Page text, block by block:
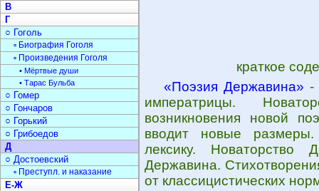
краткое
«Поэзия Державина» -
императрицы.
возникновения новой
вводит новые
лексику. Новаторство
Державина.
от классицистических
В
Г
○ Гоголь
▫ Биография Гоголя
▫ Произведения Гоголя
• Мёртвые души
• Тарас Бульба
○ Гомер
○ Гончаров
○ Горький
○ Грибоедов
Д
○ Достоевский
▫ Преступл. и наказание
Е-Ж